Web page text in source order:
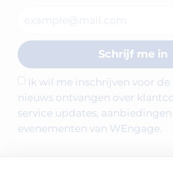
Ik wil me inschrijven voor
nieuws ontvangen over
service updates, aanbiedingen
evenementen van WEngage.
Schrijf me in